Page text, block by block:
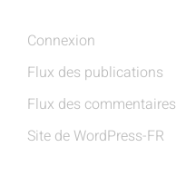
Connexion
Flux des publications
Flux des commentaires
Site de WordPress-FR